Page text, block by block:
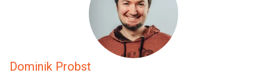
Dominik Probst